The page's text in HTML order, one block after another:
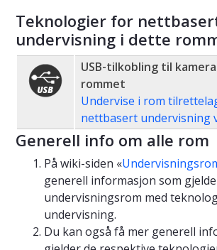
Teknologier for
undervisning i dette
USB-tilkobling til
rommet
Undervise i rom
nettbasert undervisning
Generell info om alle rom
På wiki-siden «
generell informasjon som
undervisningsrom med
undervisning.
Du kan også få mer generell